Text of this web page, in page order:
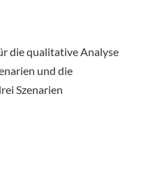
die qualitative Analyse
und die
Szenarien